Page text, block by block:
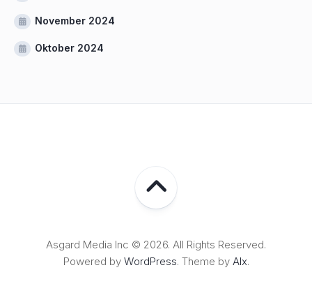
November 2024
Oktober 2024
Asgard Media Inc © 2026. All Rights Reserved.
Powered by WordPress. Theme by Alx.